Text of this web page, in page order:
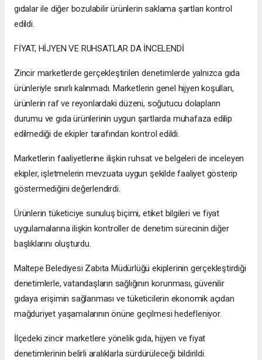
gıdalar ile diğer bozulabilir ürünlerin saklama şartları kontrol
edildi.
FİYAT, HİJYEN VE RUHSATLAR DA İNCELENDİ
Zincir marketlerde gerçekleştirilen denetimlerde yalnızca gıda
ürünleriyle sınırlı kalınmadı. Marketlerin genel hijyen koşulları,
ürünlerin raf ve reyonlardaki düzeni, soğutucu dolapların
durumu ve gıda ürünlerinin uygun şartlarda muhafaza edilip
edilmediği de ekipler tarafından kontrol edildi.
Marketlerin faaliyetlerine ilişkin ruhsat ve belgeleri de inceleyen
ekipler, işletmelerin mevzuata uygun şekilde faaliyet gösterip
göstermediğini değerlendirdi.
Ürünlerin tüketiciye sunuluş biçimi, etiket bilgileri ve fiyat
uygulamalarına ilişkin kontroller de denetim sürecinin diğer
başlıklarını oluşturdu.
Maltepe Belediyesi Zabıta Müdürlüğü ekiplerinin gerçekleştirdiği
denetimlerle, vatandaşların sağlığının korunması, güvenilir
gıdaya erişimin sağlanması ve tüketicilerin ekonomik açıdan
mağduriyet yaşamalarının önüne geçilmesi hedefleniyor.
İlçedeki zincir marketlere yönelik gıda, hijyen ve fiyat
denetimlerinin belirli aralıklarla sürdürüleceği bildirildi.